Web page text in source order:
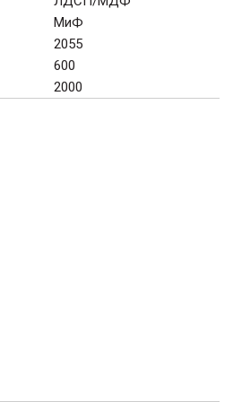
МиФ
2055
600
2000